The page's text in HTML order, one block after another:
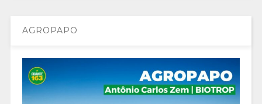
AGROPAPO